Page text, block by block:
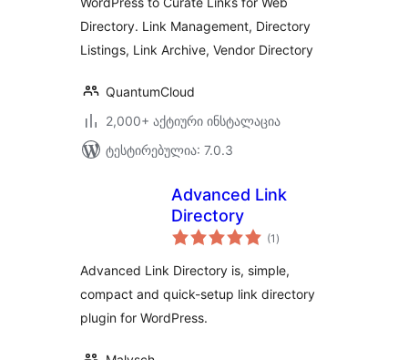
Directory. Link Management, Directory
Listings, Link Archive, Vendor Directory
QuantumCloud
2,000+ აქტიური ინსტალაცია
ტესტირებულია: 7.0.3
Advanced Link
Directory
(1 საერთო
რეიტინგი
)
Advanced Link Directory is, simple,
compact and quick-setup link directory
plugin for WordPress.